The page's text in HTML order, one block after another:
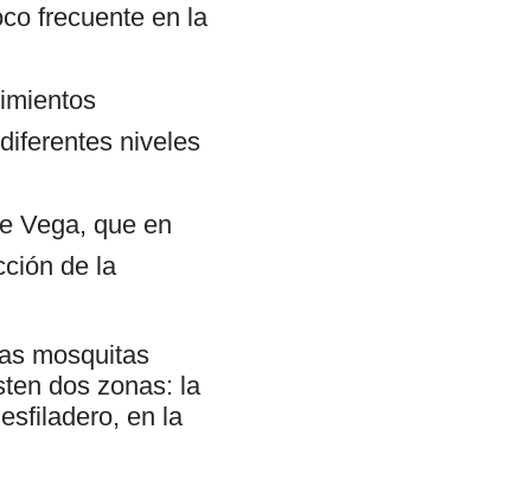
frecuente en la
niveles
Vega, que en
de la
mosquitas
dos zonas: la
en la